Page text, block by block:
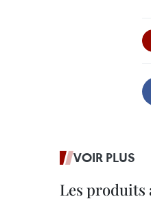
VOIR PLUS
Les produits